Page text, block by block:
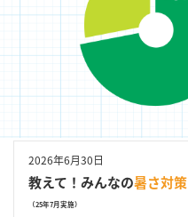
2026年6月30日
教えて！みんなの暑さ対策
（25年7月実施）